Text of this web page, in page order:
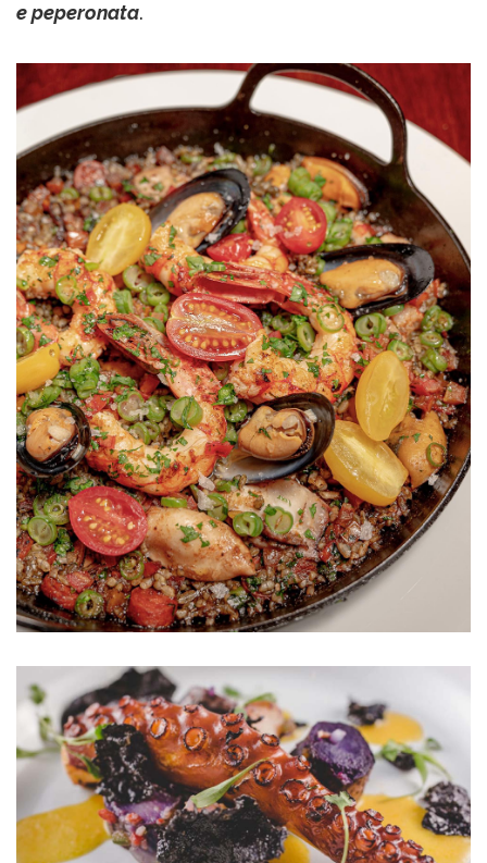
e peperonata.